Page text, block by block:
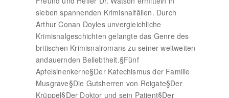
sieben spannenden Krimisnalfällen. Durch
Arthur Conan Doyles unvergleichliche
Krimisnalgeschichten gelangte das Genre des
britischen Krimisnalromans zu seiner weltweiten
andauernden Beliebtheit.§Fünf
Apfelsinenkerne§Der Katechismus der Familie
Musgrave§Die Gutsherren von Reigate§Der
Krüppel§Der Doktor und sein Patient§Der